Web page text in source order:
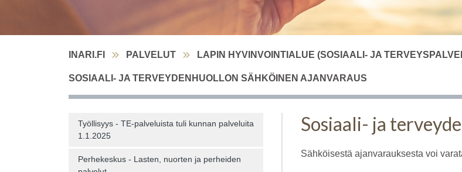
INARI.FI PALVELUT LAPIN HYVINVOINTIALUE (SOSIAALI- JA
SOSIAALI- JA TERVEYDENHUOLLON SÄHKÖINEN AJANVARAUS
Työllisyys - TE-palveluista tuli kunnan palveluita
1.1.2025
Perhekeskus - Lasten, nuorten ja perheiden
Sosiaali- ja
Sähköisestä ajanvarauksesta voi